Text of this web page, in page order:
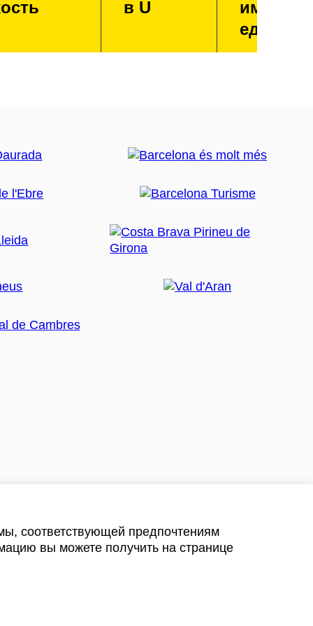
в U
соответствующей предпочтениям
вы можете получить на странице